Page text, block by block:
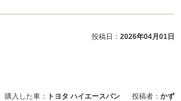
投稿日： 2026年04月01日
購入した車： トヨタ ハイエースバン 投稿者： かず